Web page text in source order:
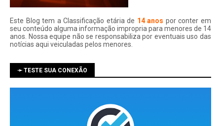
Este Blog tem a Classificação etária de 14 anos por conter em
seu conteúdo alguma informação impropria para menores de 14
anos. Nossa equipe não se responsabiliza por eventuais uso das
notí­cias aqui veiculadas pelos menores.
➛ TESTE SUA CONEXÃO